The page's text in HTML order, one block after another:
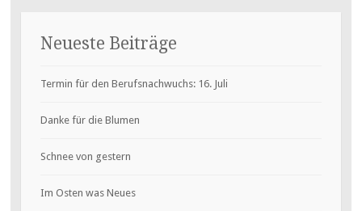
Neueste Beiträge
Termin für den Berufsnachwuchs: 16. Juli
Danke für die Blumen
Schnee von gestern
Im Osten was Neues